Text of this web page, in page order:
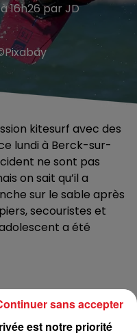
16h26 par JD
kitesurf avec des
lundi à Berck-sur-
ne sont pas
on sait qu’il a
sur le sable après
secouristes et
a été
est notre priorité
sans accepter